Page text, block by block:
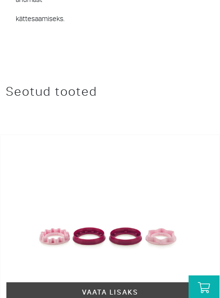
kättesaamiseks.
Seotud tooted
VAATA LISAKS